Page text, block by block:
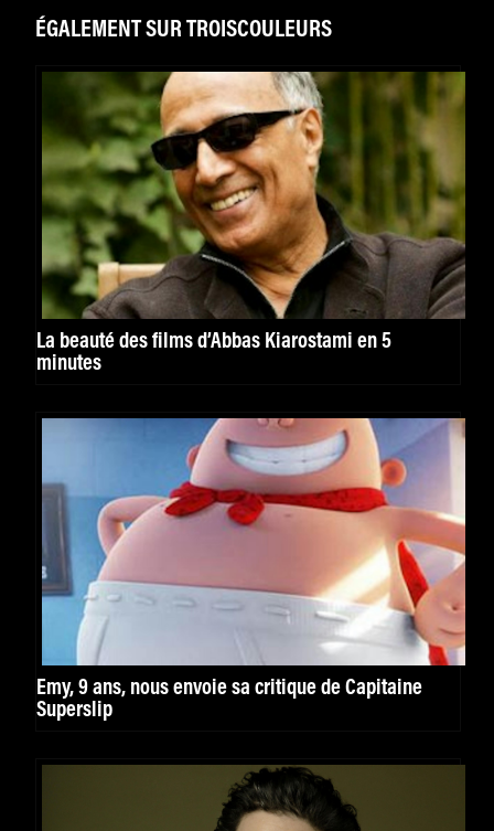
ÉGALEMENT SUR TROISCOULEURS
La beauté des films d’Abbas Kiarostami en 5
minutes
Emy, 9 ans, nous envoie sa critique de Capitaine
Superslip